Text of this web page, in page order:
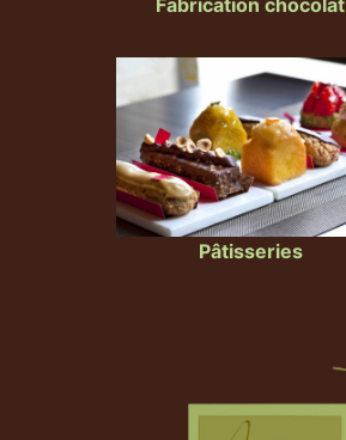
Pâtisseries